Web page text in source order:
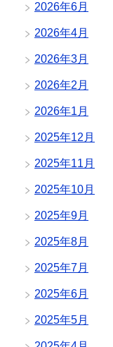
2026年6月
2026年4月
2026年3月
2026年2月
2026年1月
2025年12月
2025年11月
2025年10月
2025年9月
2025年8月
2025年7月
2025年6月
2025年5月